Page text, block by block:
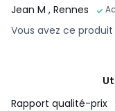
Jean M , Rennes
Vous avez ce produit
Rapport qualité-prix